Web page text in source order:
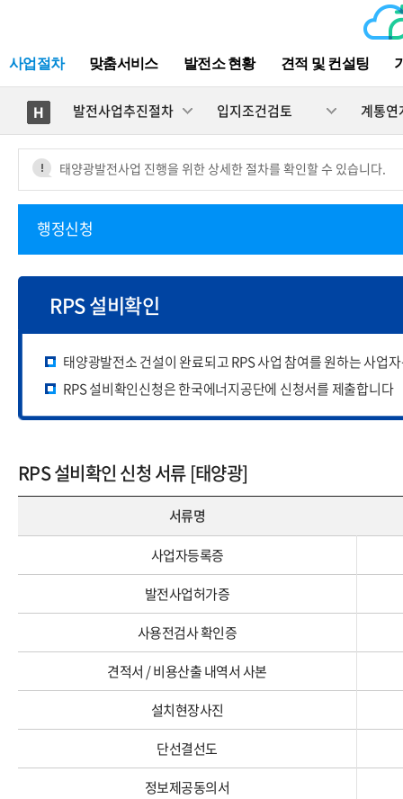
사업절차 맞춤서비스 발전소 현황 견적 및 컨설팅
발전사업추진절차 입지조건검토 계통연
태양광발전사업 진행을 위한 상세한 절차를 확인할 수 있습니다.
발전사업허가절차
계통연계용량확인
잠재량 및 경제성
시공계약
행정신청
발전(전기)사업허가
개발행위허가
RPS 설비확인
RPS 설비확인
태양광발전소 건설이 완료되고 RPS 사업 참여를 원하는 사업
RPS 설비확인신청은 한국에너지공단에 신청서를 제출합니다
RPS 설비확인 신청 서류 [태양광]
서류명
사업자등록증
발전사업허가증
사용전검사 확인증
견적서 / 비용산출 내역서 사본
설치현장사진
단선결선도
정보제공동의서